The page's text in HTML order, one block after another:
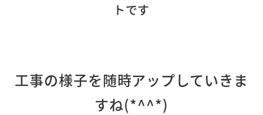
トです
工事の様子を随時アップしていきま
すね(*^^*)